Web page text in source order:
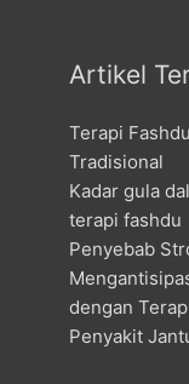
Artikel
Terapi
Tradisional
Kadar gula
terapi fashdu
Penyebab
dengan
Penyakit